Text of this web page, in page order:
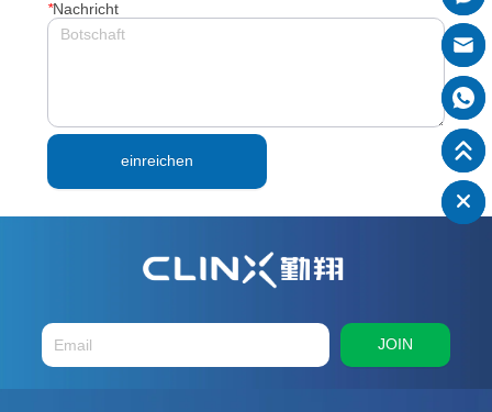
*Nachricht
einreichen
JOIN